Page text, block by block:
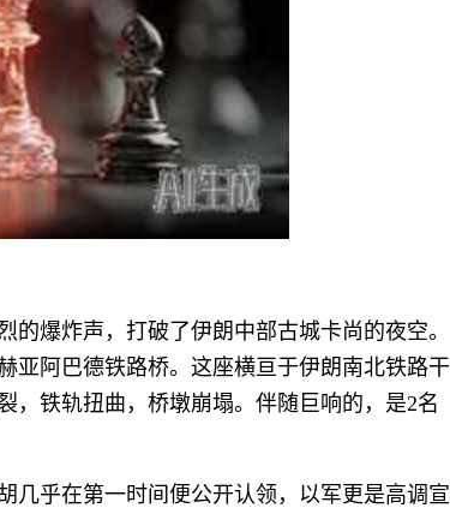
的爆炸声，打破了伊朗中部古城卡尚的夜空。
亚阿巴德铁路桥。这座横亘于伊朗南北铁路干
，铁轨扭曲，桥墩崩塌。伴随巨响的，是2名
几乎在第一时间便公开认领，以军更是高调宣